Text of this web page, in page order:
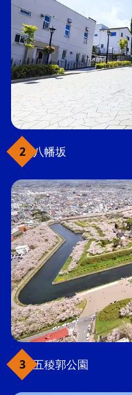
八幡坂
五稜郭公園